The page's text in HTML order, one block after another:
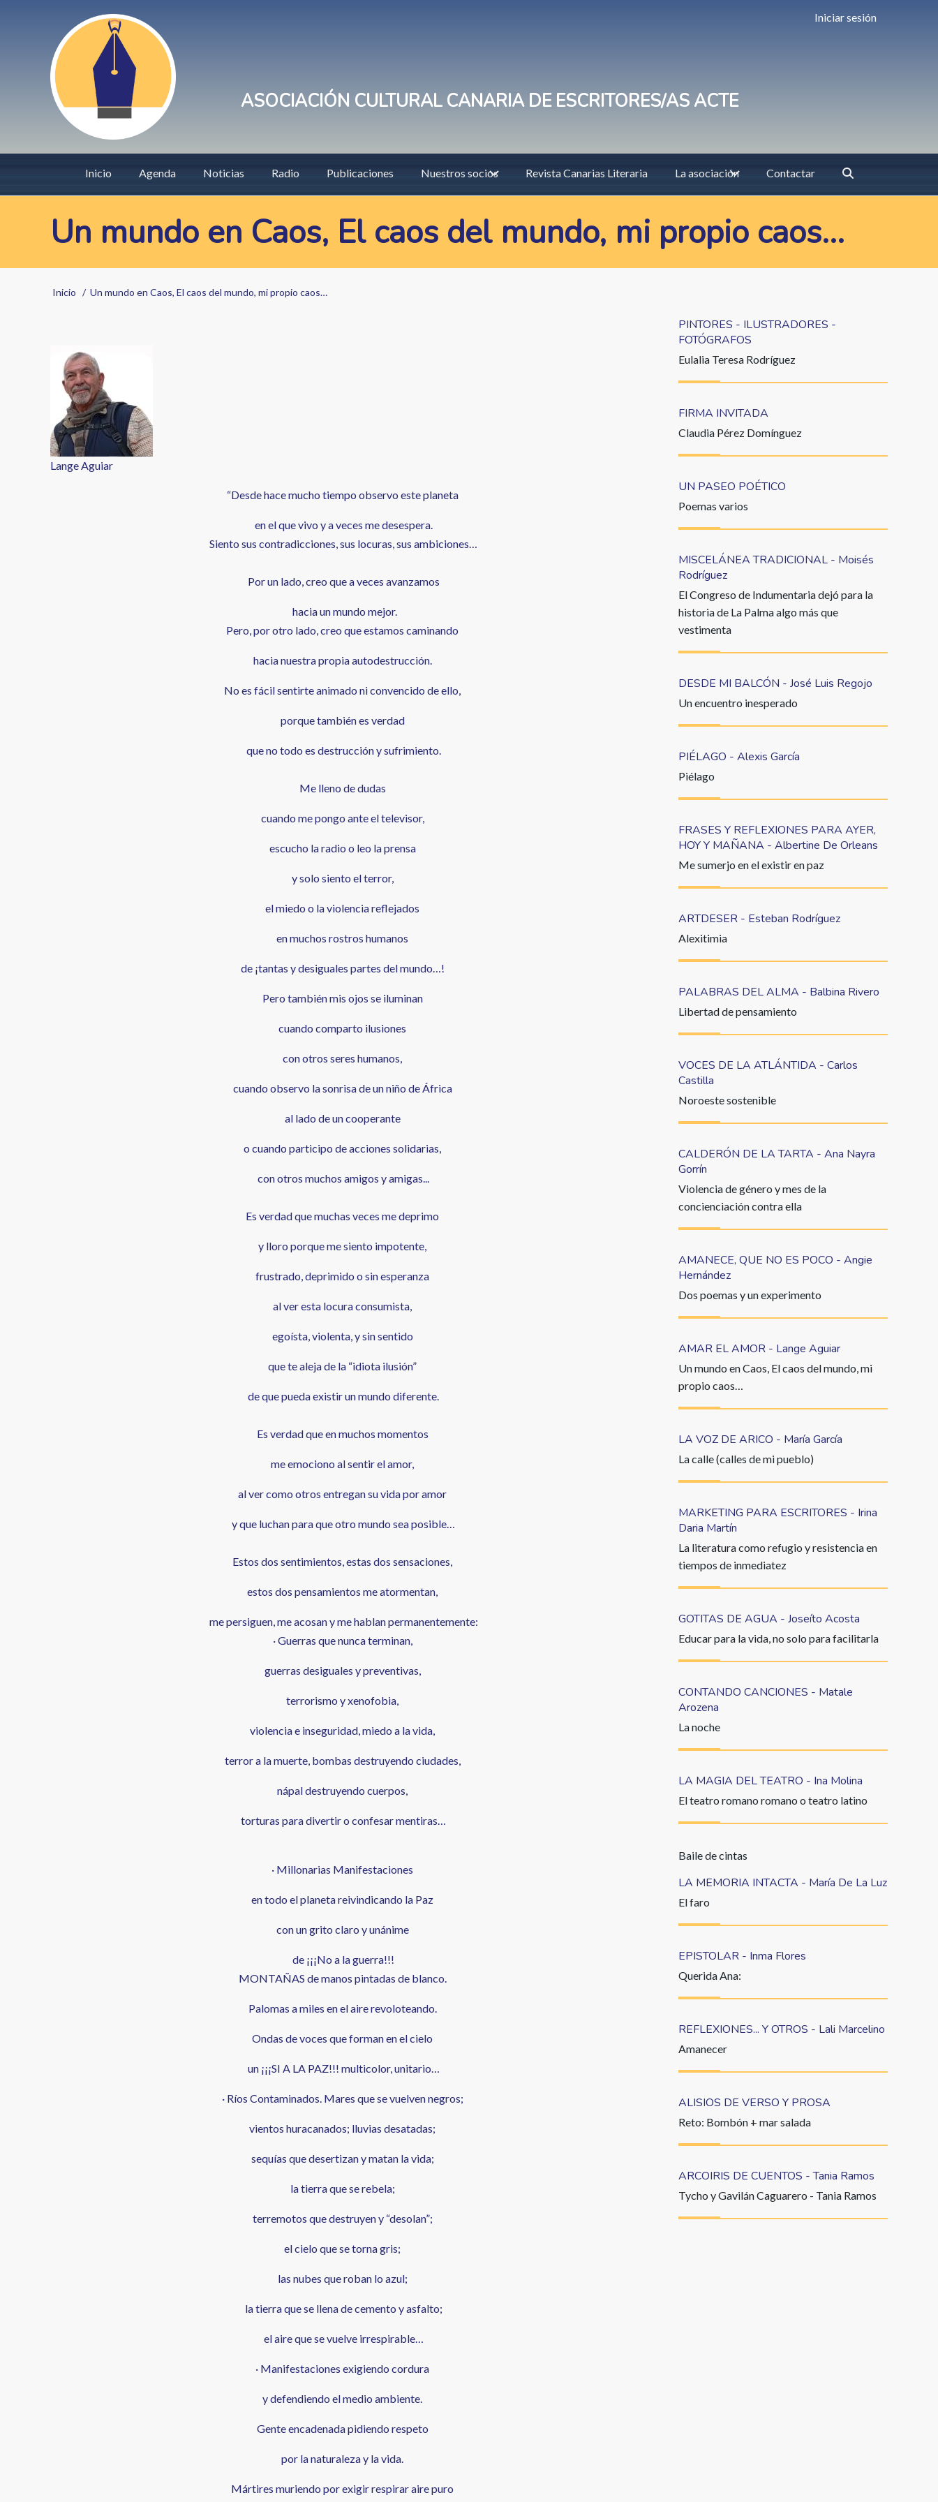
User
account
menu
Iniciar sesión
ASOCIACIÓN CULTURAL CANARIA DE ESCRITORES/AS ACTE
Main
navigation
Inicio Agenda Noticias Radio Publicaciones Nuestros socios Revista Canarias Literaria La asociación Contactar
Un mundo en Caos, El caos del mundo, mi propio caos…
Sobrescribir
de
ayuda
la
navegación
Inicio Un mundo en Caos, El caos del mundo, mi propio caos…
Lange Aguiar
“Desde hace mucho tiempo observo este planeta
en el que vivo y a veces me desespera.
Siento sus contradicciones, sus locuras, sus ambiciones…
Por un lado, creo que a veces avanzamos
hacia un mundo mejor.
Pero, por otro lado, creo que estamos caminando
hacia nuestra propia autodestrucción.
No es fácil sentirte animado ni convencido de ello,
porque también es verdad
que no todo es destrucción y sufrimiento.
Me lleno de dudas
cuando me pongo ante el televisor,
escucho la radio o leo la prensa
y solo siento el terror,
el miedo o la violencia reflejados
en muchos rostros humanos
de ¡tantas y desiguales partes del mundo…!
Pero también mis ojos se iluminan
cuando comparto ilusiones
con otros seres humanos,
cuando observo la sonrisa de un niño de África
al lado de un cooperante
o cuando participo de acciones solidarias,
con otros muchos amigos y amigas...
Es verdad que muchas veces me deprimo
y lloro porque me siento impotente,
frustrado, deprimido o sin esperanza
al ver esta locura consumista,
egoísta, violenta, y sin sentido
que te aleja de la “idiota ilusión”
de que pueda existir un mundo diferente.
Es verdad que en muchos momentos
me emociono al sentir el amor,
al ver como otros entregan su vida por amor
y que luchan para que otro mundo sea posible…
Estos dos sentimientos, estas dos sensaciones,
estos dos pensamientos me atormentan,
me persiguen, me acosan y me hablan permanentemente:
· Guerras que nunca terminan,
guerras desiguales y preventivas,
terrorismo y xenofobia,
violencia e inseguridad, miedo a la vida,
terror a la muerte, bombas destruyendo ciudades,
nápal destruyendo cuerpos,
torturas para divertir o confesar mentiras…
· Millonarias Manifestaciones
en todo el planeta reivindicando la Paz
con un grito claro y unánime
de ¡¡¡No a la guerra!!!
MONTAÑAS de manos pintadas de blanco.
Palomas a miles en el aire revoloteando.
Ondas de voces que forman en el cielo
un ¡¡¡SI A LA PAZ!!! multicolor, unitario…
· Ríos Contaminados. Mares que se vuelven negros;
vientos huracanados; lluvias desatadas;
sequías que desertizan y matan la vida;
la tierra que se rebela;
terremotos que destruyen y “desolan”;
el cielo que se torna gris;
las nubes que roban lo azul;
la tierra que se llena de cemento y asfalto;
el aire que se vuelve irrespirable…
· Manifestaciones exigiendo cordura
y defendiendo el medio ambiente.
Gente encadenada pidiendo respeto
por la naturaleza y la vida.
Mártires muriendo por exigir respirar aire puro
PINTORES - ILUSTRADORES -
FOTÓGRAFOS
Eulalia Teresa Rodríguez
FIRMA INVITADA
Claudia Pérez Domínguez
UN PASEO POÉTICO
Poemas varios
MISCELÁNEA TRADICIONAL - Moisés
Rodríguez
El Congreso de Indumentaria dejó para la
historia de La Palma algo más que
vestimenta
DESDE MI BALCÓN - José Luis Regojo
Un encuentro inesperado
PIÉLAGO - Alexis García
Piélago
FRASES Y REFLEXIONES PARA AYER,
HOY Y MAÑANA - Albertine De Orleans
Me sumerjo en el existir en paz
ARTDESER - Esteban Rodríguez
Alexitimia
PALABRAS DEL ALMA - Balbina Rivero
Libertad de pensamiento
VOCES DE LA ATLÁNTIDA - Carlos
Castilla
Noroeste sostenible
CALDERÓN DE LA TARTA - Ana Nayra
Gorrín
Violencia de género y mes de la
concienciación contra ella
AMANECE, QUE NO ES POCO - Angie
Hernández
Dos poemas y un experimento
AMAR EL AMOR - Lange Aguiar
Un mundo en Caos, El caos del mundo, mi
propio caos…
LA VOZ DE ARICO - María García
La calle (calles de mi pueblo)
MARKETING PARA ESCRITORES - Irina
Daria Martín
La literatura como refugio y resistencia en
tiempos de inmediatez
GOTITAS DE AGUA - Joseíto Acosta
Educar para la vida, no solo para facilitarla
CONTANDO CANCIONES - Matale
Arozena
La noche
LA MAGIA DEL TEATRO - Ina Molina
El teatro romano romano o teatro latino
Baile de cintas
LA MEMORIA INTACTA - María De La Luz
El faro
EPISTOLAR - Inma Flores
Querida Ana:
REFLEXIONES... Y OTROS - Lali Marcelino
Amanecer
ALISIOS DE VERSO Y PROSA
Reto: Bombón + mar salada
ARCOIRIS DE CUENTOS - Tania Ramos
Tycho y Gavilán Caguarero - Tania Ramos